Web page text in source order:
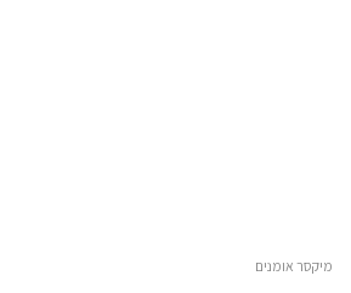
מיקסר אומנים